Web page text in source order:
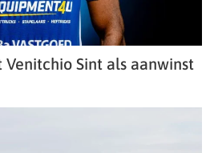
Venitchio Sint als aanwinst